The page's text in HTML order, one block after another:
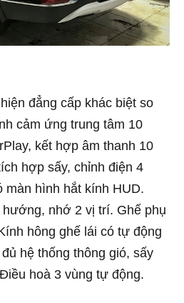
đẳng cấp khác biệt so
cảm ứng trung tâm 10
kết hợp âm thanh 10
hợp sấy, chỉnh điện 4
hình hắt kính HUD.
nhớ 2 vị trí. Ghế phụ
hông ghế lái có tự động
hệ thống thông gió, sấy
hoà 3 vùng tự động.